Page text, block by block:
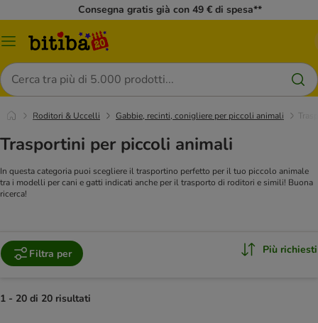
Consegna gratis già con 49 € di spesa**
Overview
Cerca
Roditori & Uccelli Gabbie, recinti, conigliere per piccoli animali
Trasportini per piccoli animali
In questa categoria puoi scegliere il trasportino perfetto per il tuo piccolo animale
tra i modelli per cani e gatti indicati anche per il trasporto di roditori e simili! Buona
ricerca!
Filtra per Più richiesti
1 - 20 di 20 risultati